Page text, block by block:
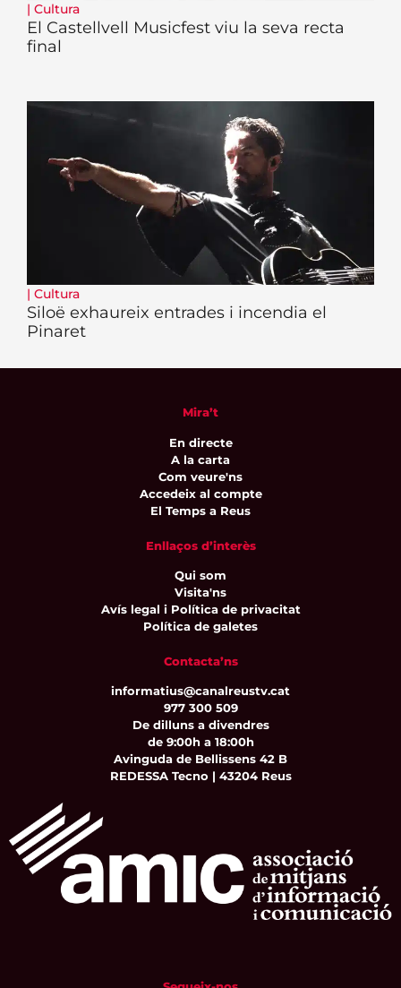
| Cultura
El Castellvell Musicfest viu la seva recta
final
| Cultura
Siloë exhaureix entrades i incendia el
Pinaret
Mira’t
En directe
A la carta
Com veure'ns
Accedeix al compte
El Temps a Reus
Enllaços d’interès
Qui som
Visita'ns
Avís legal i Política de privacitat
Política de galetes
Contacta’ns
informatius@canalreustv.cat
977 300 509
De dilluns a divendres
de 9:00h a 18:00h
Avinguda de Bellissens 42 B
REDESSA Tecno | 43204 Reus